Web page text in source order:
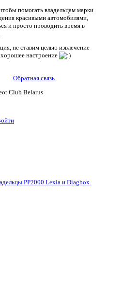
помогать владельцам марки
красивыми автомобилями,
и просто проводить время в
не ставим целью извлечение
настроение
Обратная связь
Club Belarus
PP2000 Lexia и Diagbox.